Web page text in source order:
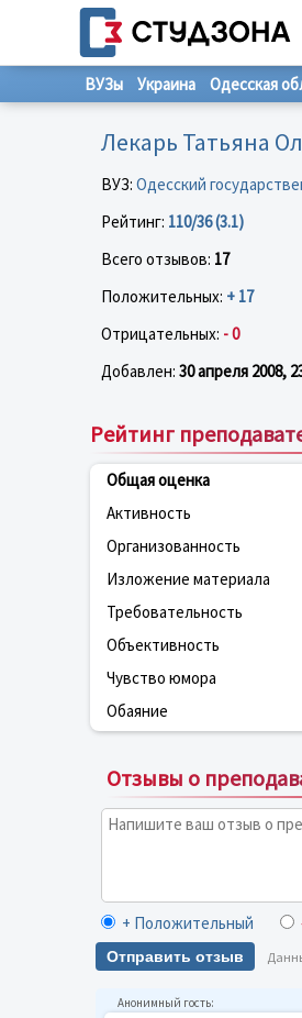
ВУЗы Украина Одесская
Лекарь Татьяна
ВУЗ: Одесский
Рейтинг: 110/36 (3.1)
Всего отзывов: 17
Положительных: + 17
Отрицательных: - 0
Добавлен: 30 апреля 2008,
Рейтинг
Общая оценка
Активность
Организованность
Изложение материала
Требовательность
Объективность
Чувство юмора
Обаяние
Отзывы о
+ Положительный
Отправить отзыв